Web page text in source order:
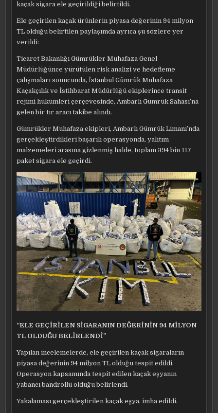
kaçak sigara ele geçirildiği belirtildi.
Ele geçirilen kaçak ürünlerin piyasa değerinin 94 milyon
TL olduğu belirtilen paylaşımda ayrıca şu sözlere yer
verildi:
Ticaret Bakanlığı Gümrükler Muhafaza Genel
Müdürlüğünce yürütülen risk analizi ve hedefleme
çalışmaları sonucunda, İstanbul Gümrük Muhafaza
Kaçakçılık ve İstihbarat Müdürlüğü ekiplerince transit
rejimi hükümleri çerçevesinde, Ambarlı Gümrük Sahası’na
gelen bir tır aracı takibe alındı.
Gümrükler Muhafaza ekipleri, Ambarlı Gümrük Limanı’nda
gerçekleştirdikleri başarılı operasyonda, yalıtım
malzemeleri arasına gizlenmiş halde, toplam 394 bin 117
paket sigara ele geçirdi.
“ELE GEÇİRİLEN SİGARANIN DEĞERİNİN 94 MİLYON
TL OLDUĞU BELİRLENDİ”
Yapılan incelemelerde, ele geçirilen kaçak sigaraların
piyasa değerinin 94 milyon TL olduğu tespit edildi.
Operasyon kapsamında tespit edilen kaçak eşyanın
yabancı bandrollü olduğu belirlendi.
Yakalaması gerçekleştirilen kaçak eşya, imha edildi.